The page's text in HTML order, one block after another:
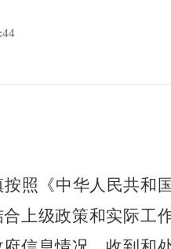
按照《中华人民共和
合上级政策和实际工